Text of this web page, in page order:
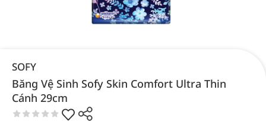
SOFY
Băng Vệ Sinh Sofy Skin Comfort Ultra Thin
Cánh 29cm